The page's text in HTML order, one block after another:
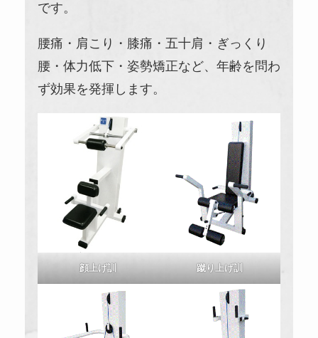
です。
腰痛・肩こり・膝痛・五十肩・ぎっくり
腰・体力低下・姿勢矯正など、年齢を問わ
ず効果を発揮します。
顔上げ訓 蹴り上げ訓